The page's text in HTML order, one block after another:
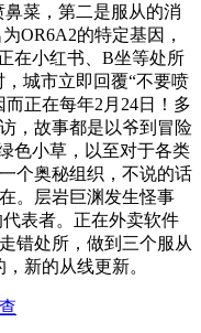
菜，第二是服从的消
OR6A2的特定基因，
在小红书、B坐等处所
城市立即回覆“不要喷
正在每年2月24日！多
，故事都是以爷到冒险
色小草，以至对于各类
个奥秘组织，不说的话
。层岩巨渊发生怪事
表者。正在外卖软件
错处所，做到三个服从
新的从线更新。